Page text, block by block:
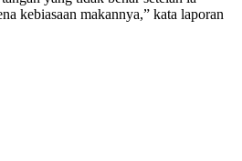
kebiasaan makannya,” kata laporan